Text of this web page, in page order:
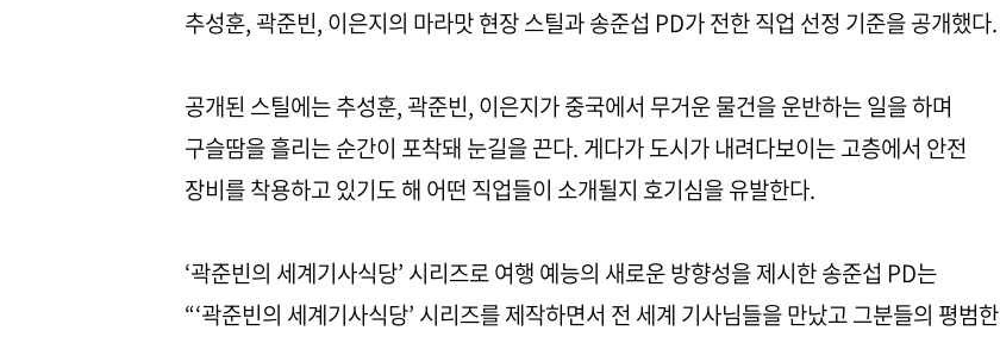
추성훈, 곽준빈, 이은지의 마라맛 현장 스틸과 송준섭 PD가 전한 직업 선정 기준을 공개했다.
공개된 스틸에는 추성훈, 곽준빈, 이은지가 중국에서 무거운 물건을 운반하는 일을 하며
구슬땀을 흘리는 순간이 포착돼 눈길을 끈다. 게다가 도시가 내려다보이는 고층에서 안전
장비를 착용하고 있기도 해 어떤 직업들이 소개될지 호기심을 유발한다.
‘곽준빈의 세계기사식당’ 시리즈로 여행 예능의 새로운 방향성을 제시한 송준섭 PD는
“‘곽준빈의 세계기사식당’ 시리즈를 제작하면서 전 세계 기사님들을 만났고 그분들의 평범한